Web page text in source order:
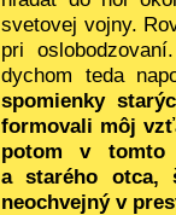
svetovej vojny.
pri
dychom teda
spomienky
formovali môj
potom v tomto
a starého otca,
neochvejný v